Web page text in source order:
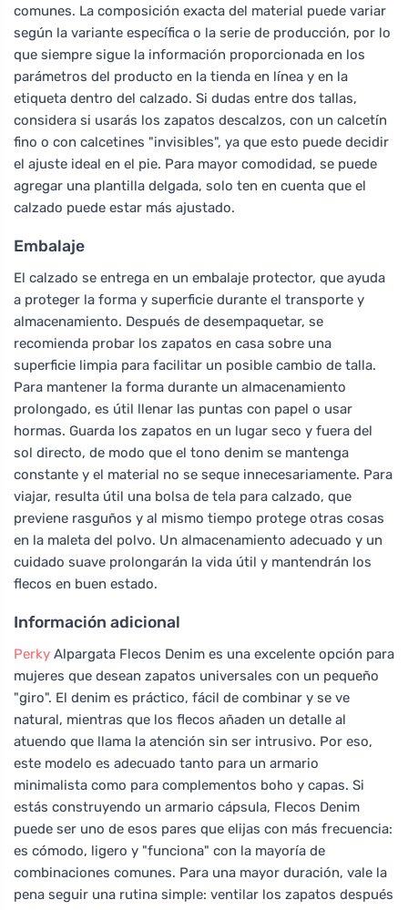
comunes. La composición exacta del material puede variar
según la variante específica o la serie de producción, por lo
que siempre sigue la información proporcionada en los
parámetros del producto en la tienda en línea y en la
etiqueta dentro del calzado. Si dudas entre dos tallas,
considera si usarás los zapatos descalzos, con un calcetín
fino o con calcetines "invisibles", ya que esto puede decidir
el ajuste ideal en el pie. Para mayor comodidad, se puede
agregar una plantilla delgada, solo ten en cuenta que el
calzado puede estar más ajustado.
Embalaje
El calzado se entrega en un embalaje protector, que ayuda
a proteger la forma y superficie durante el transporte y
almacenamiento. Después de desempaquetar, se
recomienda probar los zapatos en casa sobre una
superficie limpia para facilitar un posible cambio de talla.
Para mantener la forma durante un almacenamiento
prolongado, es útil llenar las puntas con papel o usar
hormas. Guarda los zapatos en un lugar seco y fuera del
sol directo, de modo que el tono denim se mantenga
constante y el material no se seque innecesariamente. Para
viajar, resulta útil una bolsa de tela para calzado, que
previene rasguños y al mismo tiempo protege otras cosas
en la maleta del polvo. Un almacenamiento adecuado y un
cuidado suave prolongarán la vida útil y mantendrán los
flecos en buen estado.
Información adicional
Perky Alpargata Flecos Denim es una excelente opción para
mujeres que desean zapatos universales con un pequeño
"giro". El denim es práctico, fácil de combinar y se ve
natural, mientras que los flecos añaden un detalle al
atuendo que llama la atención sin ser intrusivo. Por eso,
este modelo es adecuado tanto para un armario
minimalista como para complementos boho y capas. Si
estás construyendo un armario cápsula, Flecos Denim
puede ser uno de esos pares que elijas con más frecuencia:
es cómodo, ligero y "funciona" con la mayoría de
combinaciones comunes. Para una mayor duración, vale la
pena seguir una rutina simple: ventilar los zapatos después